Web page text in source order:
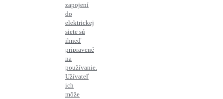
zapojení
do
elektrickej
siete sú
ihneď
pripravené
na
používanie.
Užívateľ
ich
môže